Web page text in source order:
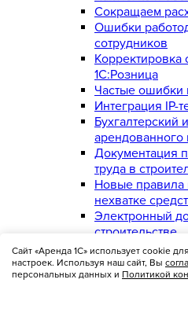
Сайт «Аренда 1С» использует cookie
настроек. Используя наш сайт, Вы
персональных данных и Политикой
Сокращаем
Ошибки
сотрудников
Корректировка
1С:Розница
Частые ошибки
Интеграция IP-
Бухгалтерский
арендованного
Документация
труда в
Новые правила
нехватке
Электронный
строительстве
новым
Пониженные